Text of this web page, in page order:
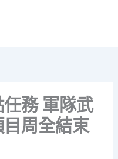
務 軍隊武
周全結束